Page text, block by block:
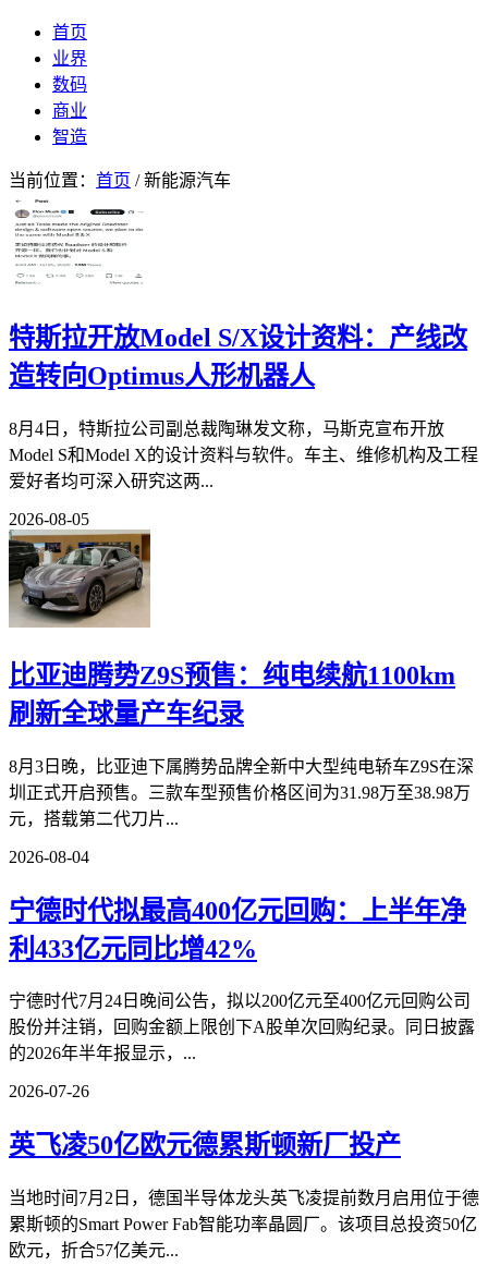
首页
业界
数码
商业
智造
当前位置： 首页 / 新能源汽车
特斯拉开放Model S/X设计资料：产线改
造转向Optimus人形机器人
8月4日，特斯拉公司副总裁陶琳发文称，马斯克宣布开放
Model S和Model X的设计资料与软件。车主、维修机构及工程
爱好者均可深入研究这两...
2026-08-05
比亚迪腾势Z9S预售：纯电续航1100km
刷新全球量产车纪录
8月3日晚，比亚迪下属腾势品牌全新中大型纯电轿车Z9S在深
圳正式开启预售。三款车型预售价格区间为31.98万至38.98万
元，搭载第二代刀片...
2026-08-04
宁德时代拟最高400亿元回购：上半年净
利433亿元同比增42%
宁德时代7月24日晚间公告，拟以200亿元至400亿元回购公司
股份并注销，回购金额上限创下A股单次回购纪录。同日披露
的2026年半年报显示，...
2026-07-26
英飞凌50亿欧元德累斯顿新厂投产
当地时间7月2日，德国半导体龙头英飞凌提前数月启用位于德
累斯顿的Smart Power Fab智能功率晶圆厂。该项目总投资50亿
欧元，折合57亿美元...